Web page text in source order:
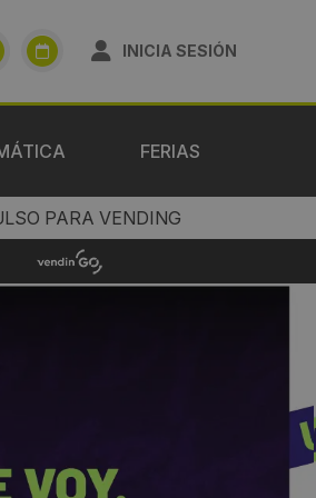
INICIA SESIÓN
FERIAS
PARA VENDING